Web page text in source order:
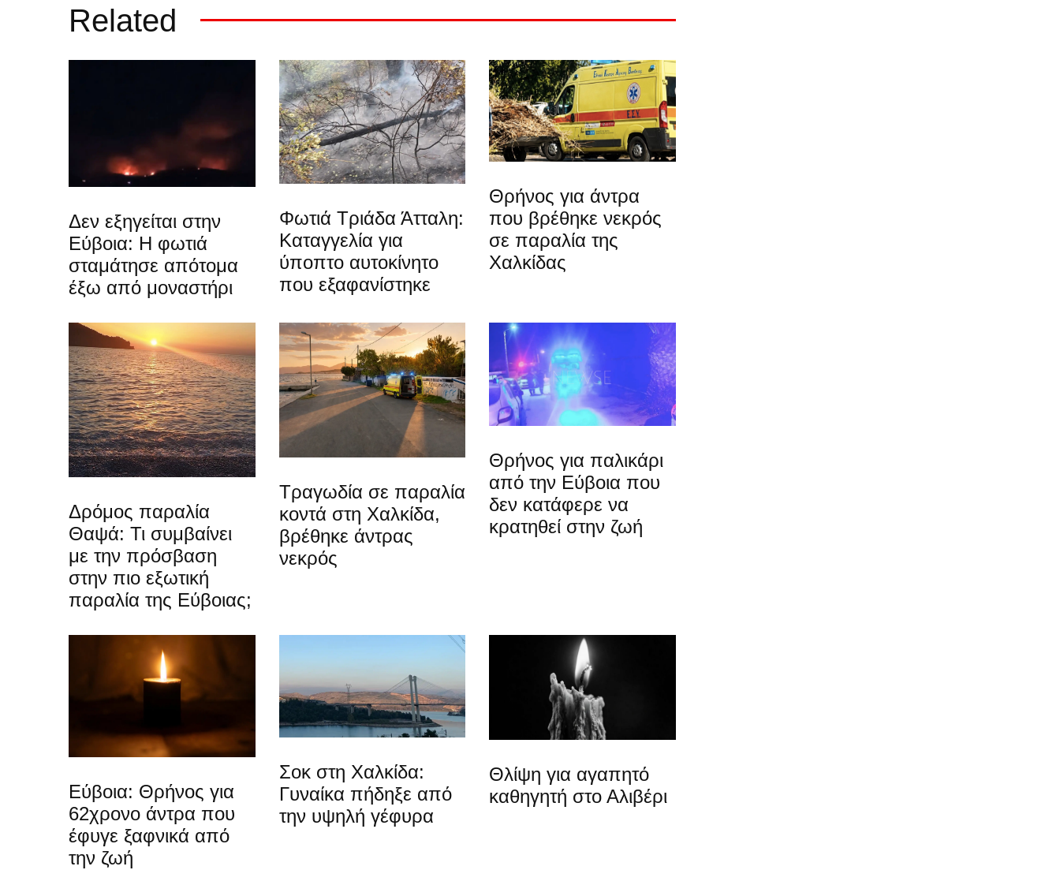
Related
Δεν εξηγείται στην
Εύβοια: Η φωτιά
σταμάτησε απότομα
έξω από μοναστήρι
Φωτιά Τριάδα Άτταλη:
Καταγγελία για
ύποπτο αυτοκίνητο
που εξαφανίστηκε
Θρήνος για άντρα
που βρέθηκε νεκρός
σε παραλία της
Χαλκίδας
Δρόμος παραλία
Θαψά: Τι συμβαίνει
με την πρόσβαση
στην πιο εξωτική
παραλία της Εύβοιας;
Τραγωδία σε παραλία
κοντά στη Χαλκίδα,
βρέθηκε άντρας
νεκρός
Θρήνος για παλικάρι
από την Εύβοια που
δεν κατάφερε να
κρατηθεί στην ζωή
Εύβοια: Θρήνος για
62χρονο άντρα που
έφυγε ξαφνικά από
την ζωή
Σοκ στη Χαλκίδα:
Γυναίκα πήδηξε από
την υψηλή γέφυρα
Θλίψη για αγαπητό
καθηγητή στο Αλιβέρι